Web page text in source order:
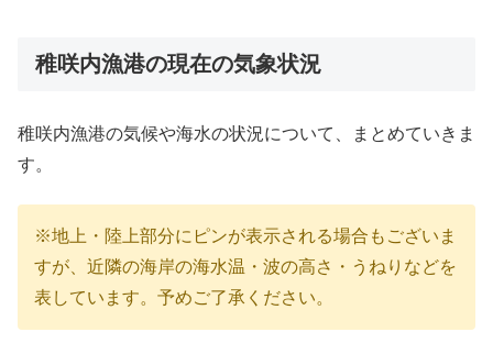
稚咲内漁港の現在の気象状況
稚咲内漁港の気候や海水の状況について、まとめていきま
す。
※地上・陸上部分にピンが表示される場合もございま
すが、近隣の海岸の海水温・波の高さ・うねりなどを
表しています。予めご了承ください。